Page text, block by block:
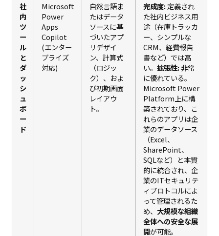
社
内
ツ
ー
ル
と
ダ
ッ
シ
ュ
ボ
ー
ド
Microsoft
Power
Apps
Copilot
(エンター
プライズ
対応)
自然言語ま
たはデータ
ソースに基
づいたアプ
リデザイ
ン、計算式
（ロジッ
ク）、およ
び初期画面
レイアウ
ト。
完成度:定義され
た社内ビジネス用
途（在庫トラッカ
ー、シンプルな
CRM、経費報告
書など）では高
い。 拡張性:非常
に優れている。
Microsoft Power
Platform上に構
築されており、こ
れらのアプリは企
業のデータソース
（Excel、
SharePoint、
SQLなど）と本質
的に統合され、企
業のITセキュリテ
ィプロトコルによ
って管理されるた
め、 大規模な組織
全体への安全な展
開が可能。